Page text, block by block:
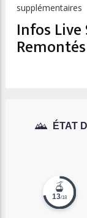
supplémentaires
Infos
SKI LIFTS & CABLE
Vallée